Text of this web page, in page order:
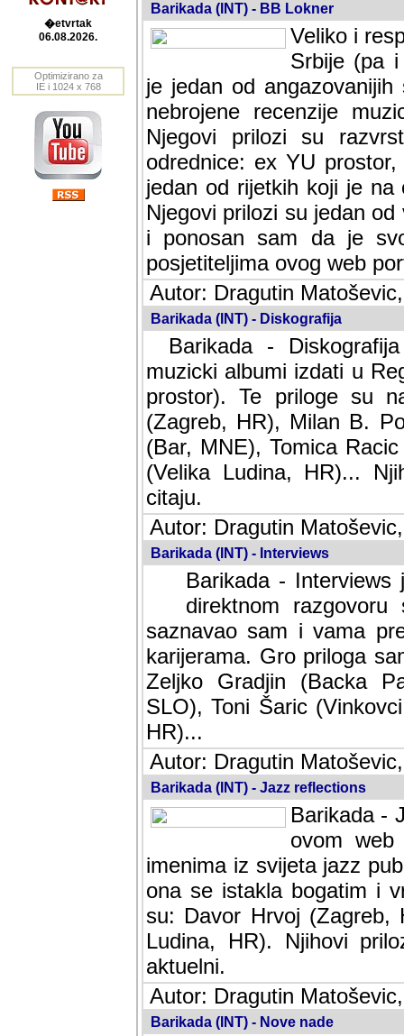
�etvrtak
06.08.2026.
Optimizirano za
IE i 1024 x 768
Barikada (INT) - BB Lokner
Veliko i
Srbije (pa i
jedan od angazovanijih
nebrojene recenzije
Njegovi prilozi su
odrednice: ex YU
jedan od rijetkih koji je
Njegovi prilozi su jedan
i ponosan sam da je
posjetiteljima ovog web
Autor: Dragutin
Barikada (INT) - Diskografija
Barikada -
muzicki albumi izdati u
prostor). Te priloge su
(Zagreb, HR), Milan B.
(Bar, MNE), Tomica
(Velika Ludina, HR)...
citaju.
Autor: Dragutin
Barikada (INT) - Interviews
Barikada -
direktnom
saznavao sam i vama
karijerama. Gro priloga
Zeljko Gradjin (Backa
SLO), Toni Šaric
HR)...
Autor: Dragutin
Barikada (INT) - Jazz reflections
Barikada -
ovom web
imenima iz svijeta jazz
ona se istakla bogatim i
su: Davor Hrvoj (Zagreb,
Ludina, HR). Njihovi
aktuelni.
Autor: Dragutin
Barikada (INT) - Nove nade